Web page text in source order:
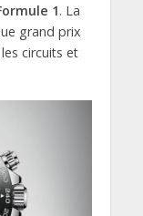
1. La
grand prix
circuits et